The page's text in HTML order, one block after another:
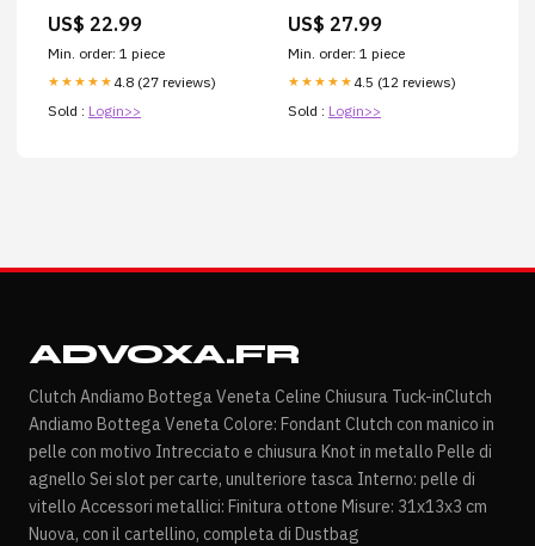
US$ 22.99
Min. order: 1 piece
★★★★★ 4.8 (27 reviews)
Sold : Login>>
US$ 27.99
Min. order: 1 piece
★★★★★ 4.5 (12 reviews)
Sold : Login>>
ADVOXA.FR
Clutch Andiamo Bottega Veneta Celine Chiusura Tuck-inClutch
Andiamo Bottega Veneta Colore: Fondant Clutch con manico in
pelle con motivo Intrecciato e chiusura Knot in metallo Pelle di
agnello Sei slot per carte, unulteriore tasca Interno: pelle di
vitello Accessori metallici: Finitura ottone Misure: 31x13x3 cm
Nuova, con il cartellino, completa di Dustbag